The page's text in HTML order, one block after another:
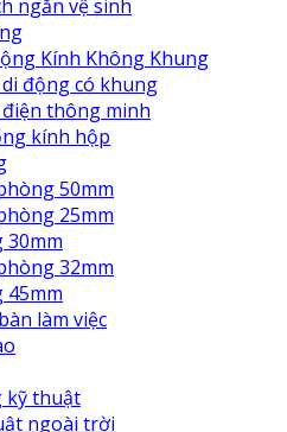
ngăn vệ sinh
Kính Không Khung
động có khung
thông minh
kính hộp
50mm
25mm
30mm
32mm
45mm
làm việc
kỹ thuật
ngoài trời